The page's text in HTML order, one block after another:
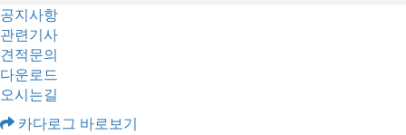
공지사항
관련기사
견적문의
다운로드
오시는길
카다로그 바로보기